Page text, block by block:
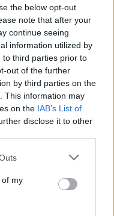
the below opt-out
note that after your
continue seeing
information utilized by
to third parties prior to
out of the further
by third parties on the
This information may
on the IAB’s List of
disclose it to other
one or more Google
You may click to
its third-party tags to
in below Google
of my
sorozata